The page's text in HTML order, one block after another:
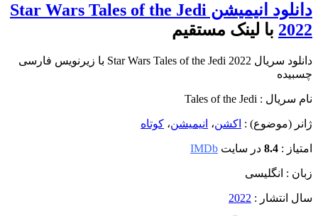
دانلود انیمیشن Star Wars Tales of the Jedi
2022 با لینک مستقیم
دانلود سریال Star Wars Tales of the Jedi 2022 با زیرنویس فارسی
چسبیده
نام سریال : Tales of the Jedi
ژانر (موضوع) : اکشن، انیمیشن، کوتاه
امتیاز : 8.4 در سایت IMDb
زبان : انگلیسی
سال انتشار : 2022